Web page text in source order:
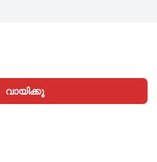
വായിക്കൂ
എഴുതൂ ലേഖനങ്ങൾ സൈനിന്‍